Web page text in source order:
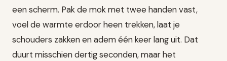
een scherm. Pak de mok met twee handen vast,
voel de warmte erdoor heen trekken, laat je
schouders zakken en adem één keer lang uit. Dat
duurt misschien dertig seconden, maar het